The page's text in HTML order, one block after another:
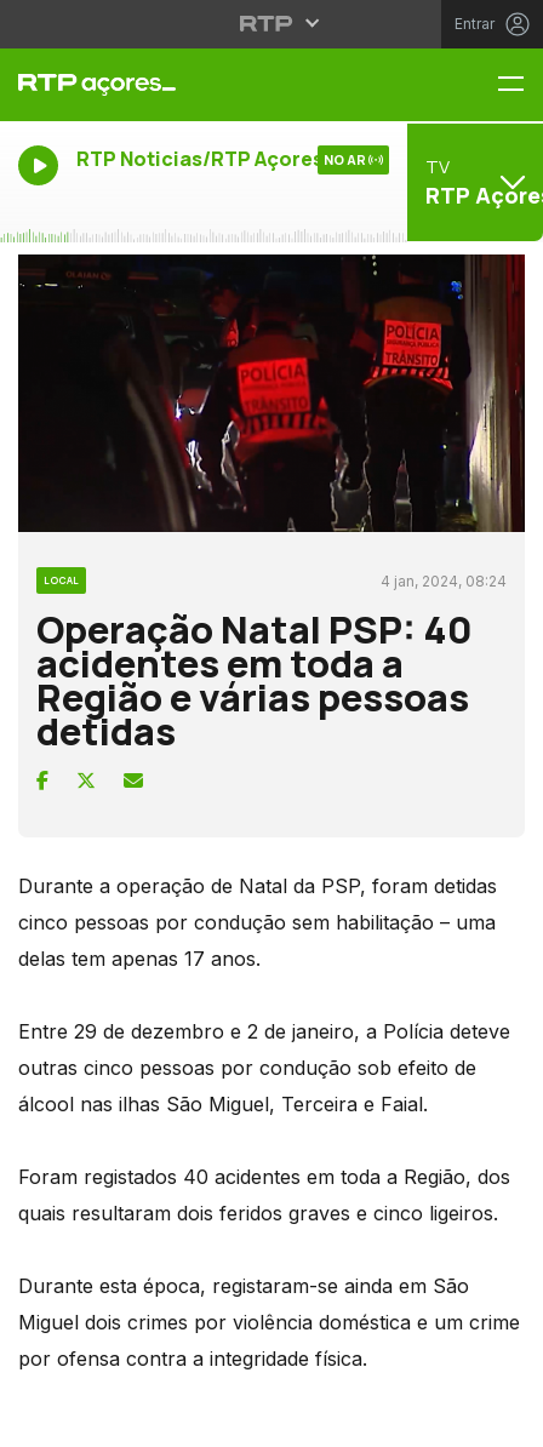
Entrar
RTP Noticias/RTP Açores NO AR TV
RTP
LOCAL 4 jan, 2024, 08:24
Operação Natal PSP: 40
acidentes em toda a
Região e várias pessoas
detidas
Durante a operação de Natal da PSP, foram detidas
cinco pessoas por condução sem habilitação – uma
delas tem apenas 17 anos.
Entre 29 de dezembro e 2 de janeiro, a Polícia deteve
outras cinco pessoas por condução sob efeito de
álcool nas ilhas São Miguel, Terceira e Faial.
Foram registados 40 acidentes em toda a Região, dos
quais resultaram dois feridos graves e cinco ligeiros.
Durante esta época, registaram-se ainda em São
Miguel dois crimes por violência doméstica e um crime
por ofensa contra a integridade física.